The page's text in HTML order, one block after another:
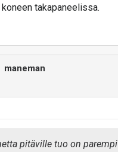
takapaneelissa.
maneman
pitäville tuo on parempi